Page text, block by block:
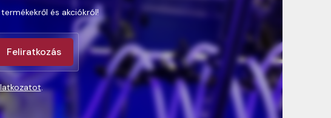
és akciókról!
Feliratkozás
.